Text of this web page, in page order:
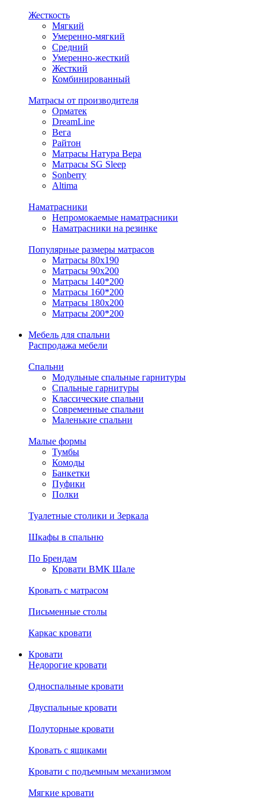
Жесткость
Мягкий
Умеренно-мягкий
Средний
Умеренно-жесткий
Жесткий
Комбинированный
Матрасы от производителя
Орматек
DreamLine
Вега
Райтон
Матрасы Натура Вера
Матрасы SG Sleep
Sonberry
Altima
Наматрасники
Непромокаемые наматрасники
Наматрасники на резинке
Популярные размеры матрасов
Матрасы 80x190
Матрасы 90x200
Матрасы 140*200
Матрасы 160*200
Матрасы 180x200
Матрасы 200*200
Мебель для спальни
Распродажа мебели
Спальни
Модульные спальные гарнитуры
Спальные гарнитуры
Классические спальни
Современные спальни
Маленькие спальни
Малые формы
Тумбы
Комоды
Банкетки
Пуфики
Полки
Туалетные столики и Зеркала
Шкафы в спальню
По Брендам
Кровати ВМК Шале
Кровать с матрасом
Письменные столы
Каркас кровати
Кровати
Недорогие кровати
Односпальные кровати
Двуспальные кровати
Полуторные кровати
Кровать с ящиками
Кровати с подъемным механизмом
Мягкие кровати